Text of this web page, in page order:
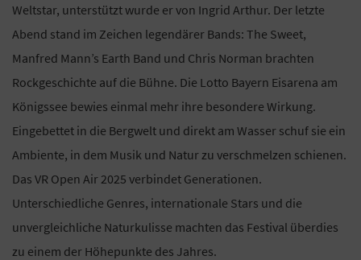
Weltstar, unterstützt wurde er von Ingrid Arthur. Der letzte
Abend stand im Zeichen legendärer Bands: The Sweet,
Manfred Mann’s Earth Band und Chris Norman brachten
Rockgeschichte auf die Bühne. Die Lotto Bayern Eisarena am
Königssee bewies einmal mehr ihre besondere Wirkung.
Eingebettet in die Bergwelt und direkt am Wasser schuf sie ein
Ambiente, in dem Musik und Natur zu verschmelzen schienen.
Das VR Open Air 2025 verbindet Generationen.
Unterschiedliche Genres, internationale Stars und die
unvergleichliche Naturkulisse machten das Festival überdies
zu einem der Höhepunkte des Jahres.